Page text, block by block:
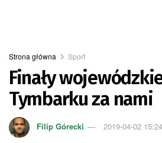
Strona główna Sport
Finały
Tymbarku za nami
Filip Górecki 2019-04-02 15:24